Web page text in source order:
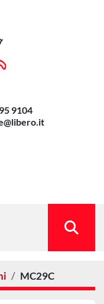
9104
CERCA
MC29C